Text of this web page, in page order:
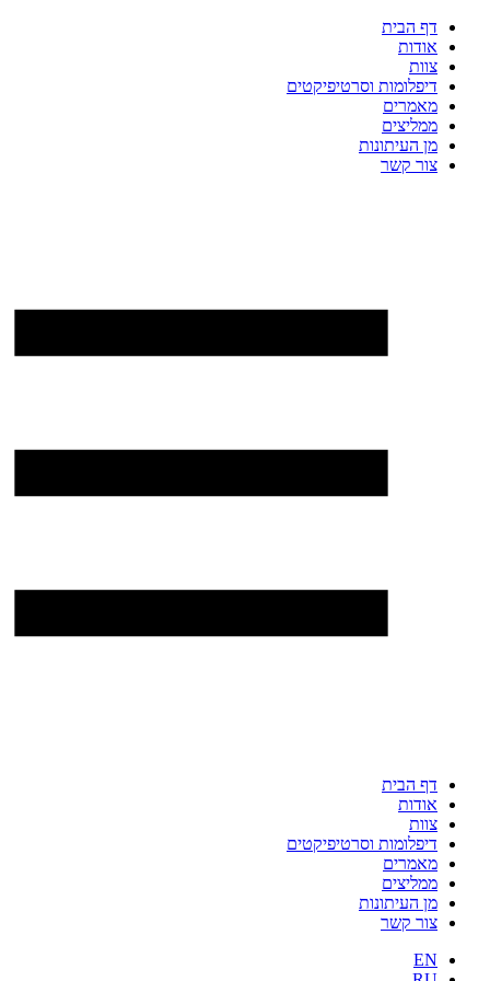
לתוכן
דף הבית
אודות
צוות
דיפלומות וסרטיפיקטים
מאמרים
ממליצים
מן העיתונות
צור קשר
דף הבית
אודות
צוות
דיפלומות וסרטיפיקטים
מאמרים
ממליצים
מן העיתונות
צור קשר
EN